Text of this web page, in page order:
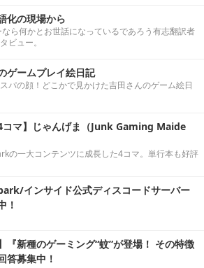
化の現場から
なら何かとお世話になっているであろう有志翻訳者
ビュー。
ゲームプレイ絵日記
パの顔！どこかで見かけた吉田さんのゲーム絵日
4コマ】じゃんげま（Junk Gaming Maide
の一大コンテンツに成長した4コマ。単行本も好評
インサイド公式ディスコードサーバー
！
『新種のゲーミング“蚊”が登場！ その特徴
答募集中！